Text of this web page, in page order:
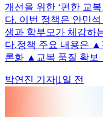
개선을 위한 ‘편한 교
다. 이번 정책은 안민
생과 학부모가 체감하
다.정책 주요 내용은
론화 ▲교복 품질 확
박연진 기자|1일 전